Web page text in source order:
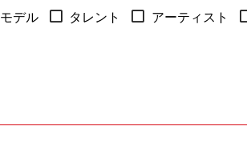
モデル タレント アーティスト